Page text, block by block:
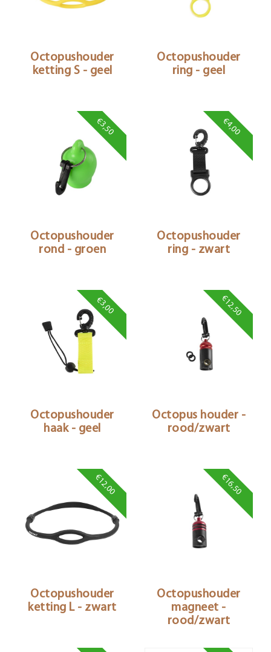
Octopushouder
ketting S - geel
Octopushouder
ring - geel
€3,50
Octopushouder
rond - groen
€4,00
Octopushouder
ring - zwart
€3,00
Octopushouder
haak - geel
€12,50
Octopus houder -
rood/zwart
€12,00
Octopushouder
ketting L - zwart
€16,50
Octopushouder
magneet -
rood/zwart